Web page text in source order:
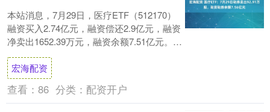
本站消息，7月29日，医疗ETF（512170）
融资买入2.74亿元，融资偿还2.9亿元，融资
净卖出1652.39万元，融资余额7.51亿元。
融券方面，当日融....
宏海配资
查看： 86 分类： 配资开户